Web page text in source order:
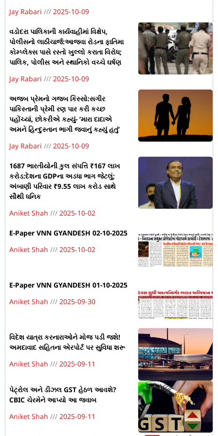
Jay Rabari
2025-10-09
વડોદરા પાલિકાની કાર્યવાહીમાં વિક્ષેપ,
પોલીસનો લાઠીચાર્જ:આજવા રોડના ફાતિમા
કોમ્પ્લેક્સ પાસે રસ્તો ખુલ્લો કરાતા વિરોધ;
પાલિક, પોલીસ અને સ્થાનિકો વચ્ચે ઘર્ષણ
Jay Rabari
2025-10-09
અજબ પ્રેમનો ગજબ કિસ્સો:સગીર
પાકિસ્તાની પ્રેમી રણ પાર કરી કચ્છ
પહોંચ્યાં, છોકરીએ કહ્યું- ‘મારા દાદાએ
અમને હિન્દુસ્તાન ભાગી જવાનું કહ્યું હતું’
Jay Rabari
2025-10-09
1687 ભારતીયોની કુલ સંપત્તિ ₹167 લાખ
કરોડ:દેશના GDPના અડધા ભાગ જેટલું;
અંબાણી પરિવાર ₹9.55 લાખ કરોડ સાથે
સૌથી ધનિક
Aniket Shah
2025-10-02
E-Paper VNN GYANDESH 02-10-2025
Aniket Shah
2025-10-02
E-Paper VNN GYANDESH 01-10-2025
Aniket Shah
2025-09-30
વિદેશ યાત્રા કરનારાઓને મોજ પડી જશે!
અમદાવાદ સહિતના એરપોર્ટ પર સુવિધા શરૂ
Aniket Shah
2025-09-11
પેટ્રોલ અને ડીઝલ GST હેઠળ આવશે?
CBIC ચેરમેને આપ્યો આ જવાબ
Aniket Shah
2025-09-11